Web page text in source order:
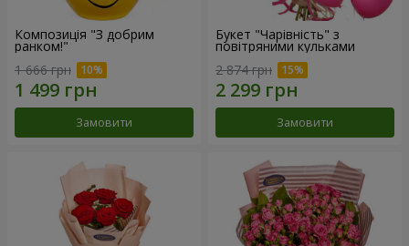
Композиція "З добрим
ранком!"
1 666 грн
Замовити
Букет "Чарівність" з
повітряними кульками
2 874 грн
Замовити